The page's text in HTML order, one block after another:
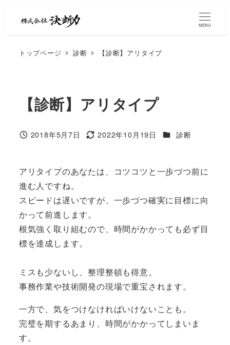
MENU
トップページ 診断 【診断】アリタイプ
【診断】アリタイプ
2018年5月7日 2022年10月19日 診断
アリタイプのあなたは、コツコツと一歩づつ前に
進む人ですね。
スピードは遅いですが、一歩づつ確実に目標に向
かって前進します。
根気強く取り組むので、時間がかかっても必ず目
標を達成します。
ミスも少ないし、整理整頓も得意。
事務作業や技術開発の現場で重宝されます。
一方で、気をつけなければいけないことも。
完璧を期するあまり、時間がかかってしまいま
す。